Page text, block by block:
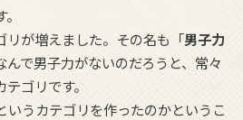
リが増えました。その名も「男子力
んで男子力がないのだろうと、常々
ゴリです。
いうカテゴリを作ったのかというこ